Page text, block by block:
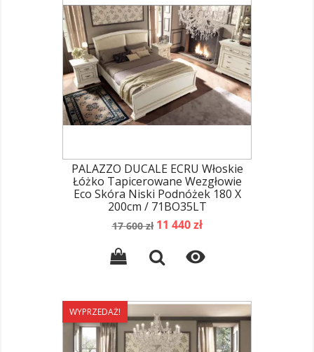
PALAZZO DUCALE ECRU Włoskie
Łóżko Tapicerowane Wezgłowie
Eco Skóra Niski Podnóżek 180 X
200cm / 71BO35LT
Cena
17 600 zł Cena
11 440 zł

WYPRZEDAŻ!